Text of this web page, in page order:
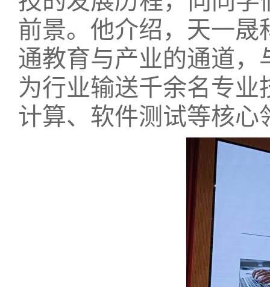
前景。他介绍，天一晟
通教育与产业的通道
为行业输送千余名专
计算、软件测试等核心